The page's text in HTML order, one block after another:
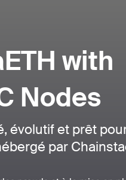
with
Nodes
évolutif et prêt
par